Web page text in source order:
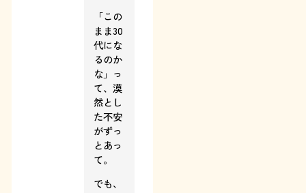
「この
まま30
代にな
るのか
な」っ
て、漠
然とし
た不安
がずっ
とあっ
て。
でも、